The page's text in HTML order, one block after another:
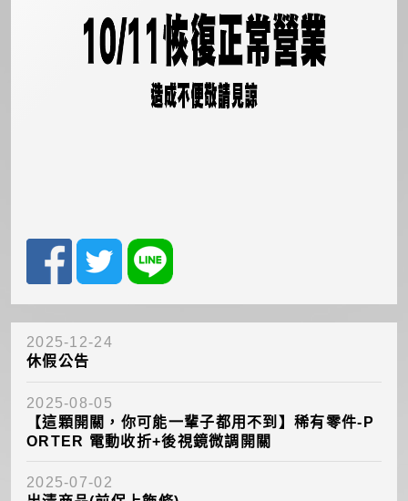
2025-12-24
休假公告
2025-08-05
【這顆開關，你可能一輩子都用不到】稀有零件-P
ORTER 電動收折+後視鏡微調開關
2025-07-02